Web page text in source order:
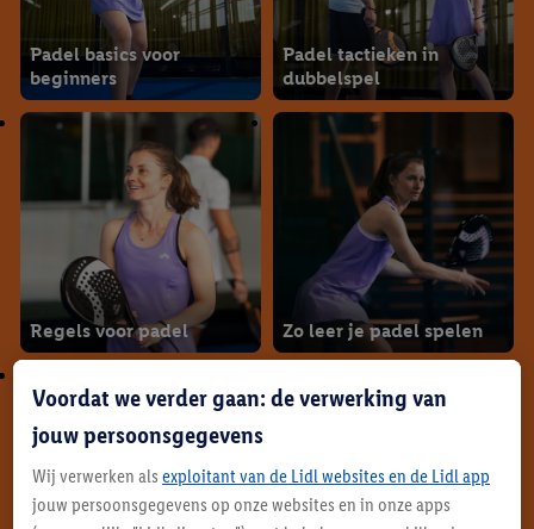
Padel basics voor
beginners
Padel tactieken in
dubbelspel
Regels voor padel Zo leer je padel spelen
Voordat we verder gaan: de verwerking van
jouw persoonsgegevens
Wij verwerken als exploitant van de Lidl websites en de Lidl app
jouw persoonsgegevens op onze websites en in onze apps